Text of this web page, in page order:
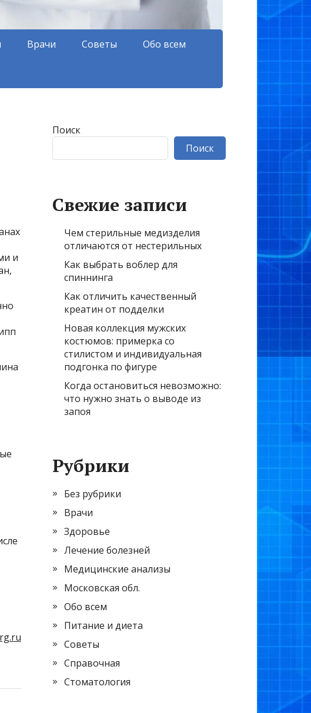
Врачи Советы Обо всем
и
rg.ru
Поиск
Поиск
Свежие записи
Чем стерильные медизделия
отличаются от нестерильных
Как выбрать воблер для
спиннинга
Как отличить качественный
креатин от подделки
Новая коллекция мужских
костюмов: примерка со
стилистом и индивидуальная
подгонка по фигуре
Когда остановиться невозможно:
что нужно знать о выводе из
запоя
Рубрики
Без рубрики
Врачи
Здоровье
Лечение болезней
Медицинские анализы
Московская обл.
Обо всем
Питание и диета
Советы
Справочная
Стоматология